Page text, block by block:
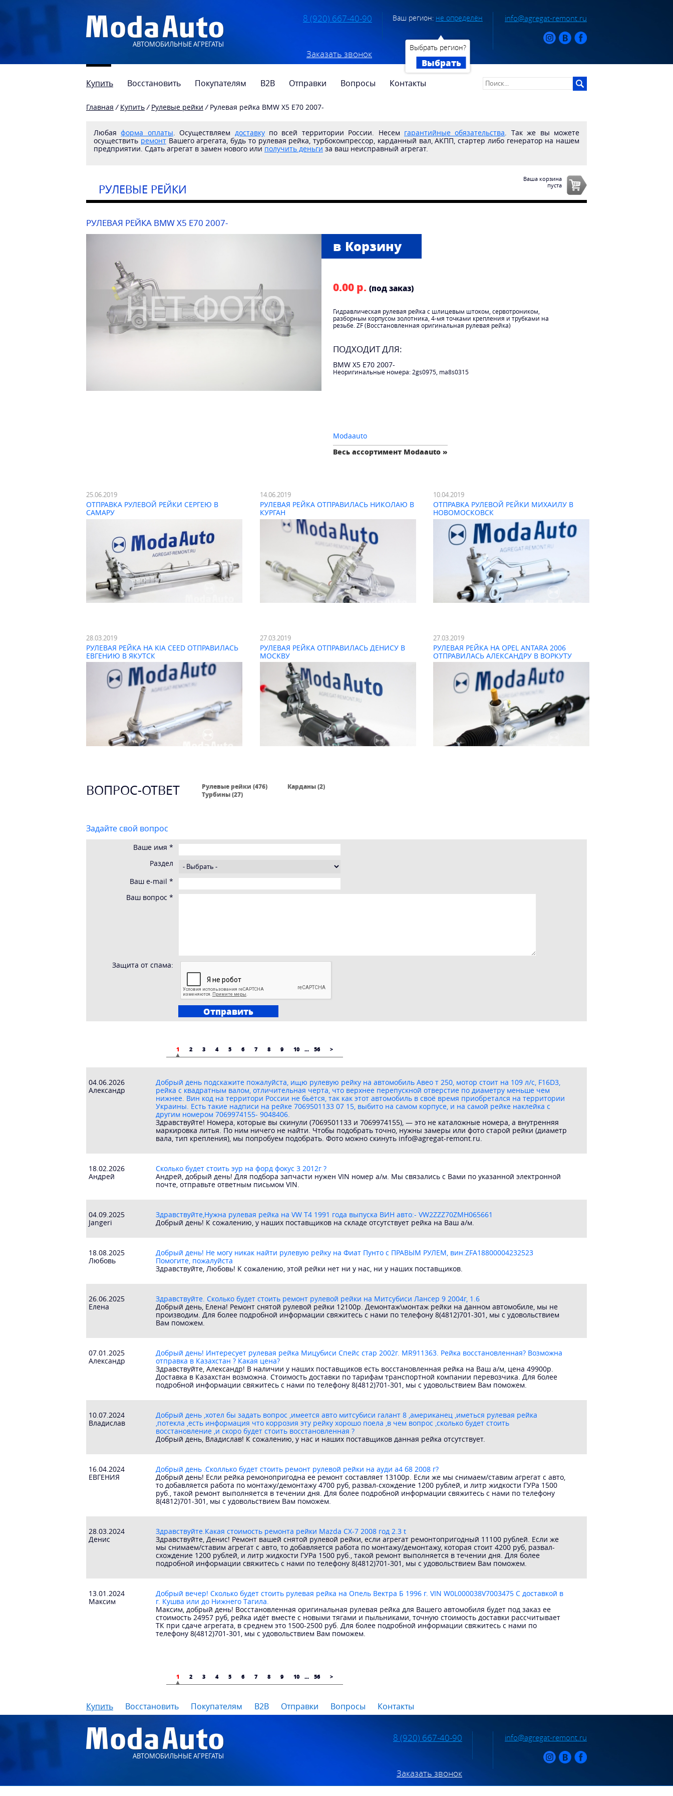
АВТОМОБИЛЬНЫЕ АГРЕГАТЫ
8 (920) 667-40-90
Заказать звонок
Ваш регион: не определён
Выбрать регион?
Выбрать
info@agregat-remont.ru
Купить Восстановить Покупателям B2B Отправки Вопросы Контакты
Главная / Купить / Рулевые рейки / Рулевая рейка BMW X5 E70 2007-
Любаяформа оплаты. Осуществляем доставкупо всей территории России. Несем гарантийные обязательства. Так же вы можете
осуществить ремонтВашего агрегата, будь то рулевая рейка, турбокомпрессор, карданный вал, АКПП, стартер либо генератор на нашем
предприятии. Сдать агрегат в замен нового или получить деньги за ваш неисправный агрегат.
РУЛЕВЫЕ РЕЙКИ
Ваша корзина
пуста
РУЛЕВАЯ РЕЙКА BMW X5 E70 2007-
0.00 р. (под заказ)
Гидравлическая рулевая рейка с шлицевым штоком, сервотроником,
разборным корпусом золотника, 4-мя точками крепления и трубками на
резьбе. ZF (Восстановленная оригинальная рулевая рейка)
ПОДХОДИТ ДЛЯ:
BMW X5 E70 2007-
Неоригинальные номера: 2gs0975, ma8s0315
Modaauto
Весь ассортимент Modaauto »
25.06.2019
ОТПРАВКА РУЛЕВОЙ РЕЙКИ СЕРГЕЮ В
САМАРУ
14.06.2019
РУЛЕВАЯ РЕЙКА ОТПРАВИЛАСЬ НИКОЛАЮ В
КУРГАН
10.04.2019
ОТПРАВКА РУЛЕВОЙ РЕЙКИ МИХАИЛУ В
НОВОМОСКОВСК
28.03.2019
РУЛЕВАЯ РЕЙКА НА KIA CEED ОТПРАВИЛАСЬ
ЕВГЕНИЮ В ЯКУТСК
27.03.2019
РУЛЕВАЯ РЕЙКА ОТПРАВИЛАСЬ ДЕНИСУ В
МОСКВУ
27.03.2019
РУЛЕВАЯ РЕЙКА НА OPEL ANTARA 2006
ОТПРАВИЛАСЬ АЛЕКСАНДРУ В ВОРКУТУ
ВОПРОС-ОТВЕТ
Рулевые рейки (476)
Турбины (27)
Карданы (2)
Задайте свой вопрос
Ваше имя *
Раздел
Ваш e-mail *
Ваш вопрос *
Защита от спама:
1 2 3 4 5 6 7 8 9 10 ... 56 >
04.06.2026
Александр
Добрый день подскажите пожалуйста, ищю рулевую рейку на автомобиль Авео т 250, мотор стоит на 109 л/с, F16D3,
рейка с квадратным валом, отличительная черта, что верхнее перепускной отверстие по диаметру меньше чем
нижнее. Вин код на территори России не бьётся, так как этот автомобиль в своё время приобретался на территории
Украины. Есть такие надписи на рейке 7069501133 07 15, выбито на самом корпусе, и на самой рейке наклейка с
другим номером 7069974155- 9048406.
Здравствуйте! Номера, которые вы скинули (7069501133 и 7069974155), — это не каталожные номера, а внутренняя
маркировка литья. По ним ничего не найти. Чтобы подобрать точно, нужны замеры или фото старой рейки (диаметр
вала, тип крепления), мы попробуем подобрать. Фото можно скинуть info@agregat-remont.ru.
18.02.2026
Андрей
Сколько будет стоить эур на форд фокус 3 2012г ?
Андрей, добрый день! Для подбора запчасти нужен VIN номер а/м. Мы связались с Вами по указанной электронной
почте, отправьте ответным письмом VIN.
04.09.2025
Jangeri
Здравствуйте,Нужна рулевая рейка на VW T4 1991 года выпуска ВИН авто:- VW2ZZZ70ZMH065661
Добрый день! К сожалению, у наших поставщиков на складе отсутствует рейка на Ваш а/м.
18.08.2025
Любовь
Добрый день! Не могу никак найти рулевую рейку на Фиат Пунто с ПРАВЫМ РУЛЕМ, вин:ZFA18800004232523
Помогите, пожалуйста
Здравствуйте, Любовь! К сожалению, этой рейки нет ни у нас, ни у наших поставщиков.
26.06.2025
Елена
Здравствуйте. Сколько будет стоить ремонт рулевой рейки на Митсубиси Лансер 9 2004г, 1.6
Добрый день, Елена! Ремонт снятой рулевой рейки 12100р. Демонтаж\монтаж рейки на данном автомобиле, мы не
производим. Для более подробной информации свяжитесь с нами по телефону 8(4812)701-301, мы с удовольствием
Вам поможем.
07.01.2025
Александр
Добрый день! Интересует рулевая рейка Мицубиси Спейс стар 2002г. MR911363. Рейка восстановленная? Возможна
отправка в Казахстан ? Какая цена?
Здравствуйте, Александр! В наличии у наших поставщиков есть восстановленная рейка на Ваш а/м, цена 49900р.
Доставка в Казахстан возможна. Стоимость доставки по тарифам транспортной компании перевозчика. Для более
подробной информации свяжитесь с нами по телефону 8(4812)701-301, мы с удовольствием Вам поможем.
10.07.2024
Владислав
Добрый день ,хотел бы задать вопрос ,имеется авто митсубиси галант 8 ,американец ,иметься рулевая рейка
,потекла ,есть информация что коррозия эту рейку хорошо поела ,в чем вопрос ,сколько будет стоить
восстановление ,и скоро будет стоить восстановленная ?
Добрый день, Владислав! К сожалению, у нас и наших поставщиков данная рейка отсутствует.
16.04.2024
ЕВГЕНИЯ
Добрый день .Сколлько будет стоить ремонт рулевой рейки на ауди а4 б8 2008 г?
Добрый день! Если рейка ремонопригодна ее ремонт составляет 13100р. Если же мы снимаем/ставим агрегат с авто,
то добавляется работа по монтажу/демонтажу 4700 руб, развал-схождение 1200 рублей, и литр жидкости ГУРа 1500
руб., такой ремонт выполняется в течении дня. Для более подробной информации свяжитесь с нами по телефону
8(4812)701-301, мы с удовольствием Вам поможем.
28.03.2024
Денис
Здравствуйте.Какая стоимость ремонта рейки Mazda CX-7 2008 год 2.3 t
Здравствуйте, Денис! Ремонт вашей снятой рулевой рейки, если агрегат ремонтопригодный 11100 рублей. Если же
мы снимаем/ставим агрегат с авто, то добавляется работа по монтажу/демонтажу, которая стоит 4200 руб, развал-
схождение 1200 рублей, и литр жидкости ГУРа 1500 руб., такой ремонт выполняется в течении дня. Для более
подробной информации свяжитесь с нами по телефону 8(4812)701-301, мы с удовольствием Вам поможем.
13.01.2024
Максим
Добрый вечер! Сколько будет стоить рулевая рейка на Опель Вектра Б 1996 г. VIN W0L000038V7003475 С доставкой в
г. Кушва или до Нижнего Тагила.
Максим, добрый день! Восстановленная оригинальная рулевая рейка для Вашего автомобиля будет под заказ ее
стоимость 24957 руб, рейка идёт вместе с новыми тягами и пыльниками, точную стоимость доставки рассчитывает
ТК при сдаче агрегата, в среднем это 1500-2500 руб. Для более подробной информации свяжитесь с нами по
телефону 8(4812)701-301, мы с удовольствием Вам поможем.
1 2 3 4 5 6 7 8 9 10 ... 56 >
Купить Восстановить Покупателям B2B Отправки Вопросы Контакты
АВТОМОБИЛЬНЫЕ АГРЕГАТЫ
8 (920) 667-40-90
Заказать звонок
info@agregat-remont.ru